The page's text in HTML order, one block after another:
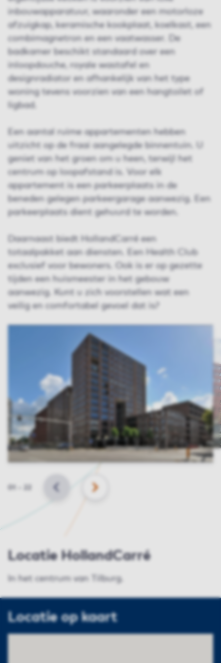
inbouwapparatuur, waaronder een motorloze
afzuigkap, keramische kookplaat, koelkast, een
combimagnetron en een vaatwasser. De
badkamer beschikt standaard over een
inloopdouche, royale wastafel en
designradiator en afhankelijk van het type
woning tevens voorzien van een hangtoilet of
ligbad.
Een aantal ruime appartementen hebben
uitzicht op de fraai aangelegde binnentuin. U
geniet van het groen om u heen, terwijl het
centrum op loopafstand is. Voor elk
appartement is een parkeerplaats in de
beneden gelegen parkeergarage aanwezig. Een
parkeerplaats dient gehuurd te worden.
Daarnaast biedt HollandCarré een
totaalpakket aan diensten. Een Health Club
exclusief voor bewoners. Ook is er op gezette
tijden een huismeester in het gebouw
aanwezig. Kunt u zich voorstellen wat een
veilig en comfortabel gevoel dat is?
Slide
VORIGE VOLGENDE
Locatie HollandCarré
In het centrum van Tilburg.
Locatie op kaart